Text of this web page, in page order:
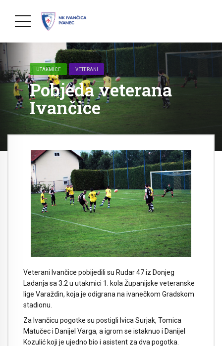
UTAKMICE VETERANI
Pobjeda veterana
Ivančice
Veterani Ivančice pobijedili su Rudar 47 iz Donjeg
Ladanja sa 3:2 u utakmici 1. kola Županijske veteranske
lige Varaždin, koja je odigrana na ivanečkom Gradskom
stadionu.
Za Ivančicu pogotke su postigli Ivica Surjak, Tomica
Matučec i Danijel Varga, a igrom se istaknuo i Danijel
Kozulić koji je ujedno bio i asistent za dva pogotka.